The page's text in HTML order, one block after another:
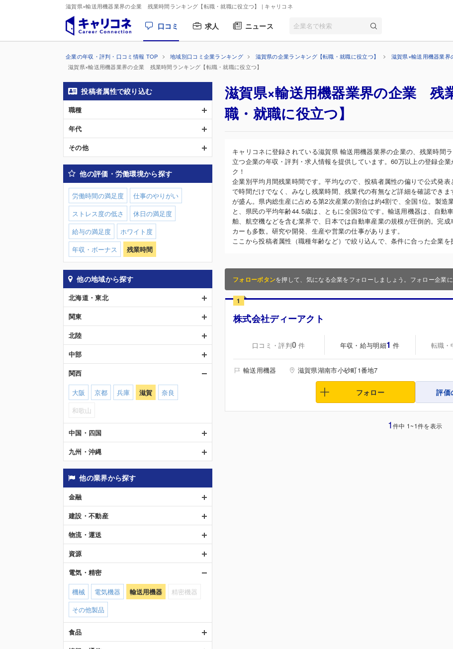
滋賀県×輸送用機器業界の企業 残業時間ランキング【転職・就職に役立つ】 | キャリコネ
口コミ 求人 ニュース
企業の年収・評判・口コミ情報 TOP 地域別口コミ企業ランキング 滋賀県の企業ランキング【転職・就職に役立つ】
滋賀県×輸送用機器業界
滋賀県×輸送用機器業界の企業 残業時間ランキング【転職・就職に役立つ】
滋賀県×輸送用機器業界の企業 残
職・就職に役立つ】
キャリコネに登録されている滋賀県 輸送用機器業界の企業の、残業時間
立つ企業の年収・評判・求人情報を提供しています。60万以上の登録企
ク！
企業別平均月間残業時間です。平均なので、投稿者属性の偏りで公式発
で時間だけでなく、みなし残業時間、残業代の有無など詳細を確認でき
が盛ん。県内総生産に占める第2次産業の割合は約4割で、全国1位。製造
と、県民の平均年齢44.5歳は、ともに全国3位です。輸送用機器は、自動
舶、航空機などを含む業界で、日本では自動車産業の規模が圧倒的。完
カーも多数。研究や開発、生産や営業の仕事があります。
ここから投稿者属性（職種年齢など）で絞り込んで、条件に合った企業を
フォローボタンを押して、気になる企業をフォローしましょう。フォロー企業
1
株式会社ディーアクト
口コミ・評判0 件 年収・給与明細1 件 転職・
輸送用機器 滋賀県湖南市小砂町1番地7
フォロー 評価
1件中 1~1件を表示
投稿者属性で絞り込む
職種
年代
その他
他の評価・労働環境から探す
労働時間の満足度
仕事のやりがい
ストレス度の低さ
休日の満足度
給与の満足度
ホワイト度
年収・ボーナス
残業時間
他の地域から探す
北海道・東北
関東
北陸
中部
関西
大阪 京都 兵庫 滋賀
奈良
和歌山
中国・四国
九州・沖縄
他の業界から探す
金融
建設・不動産
物流・運送
資源
電気・精密
機械 電気機器 輸送用機器
精密機器
その他製品
食品